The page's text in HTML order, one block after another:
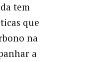
tem
que
na
a